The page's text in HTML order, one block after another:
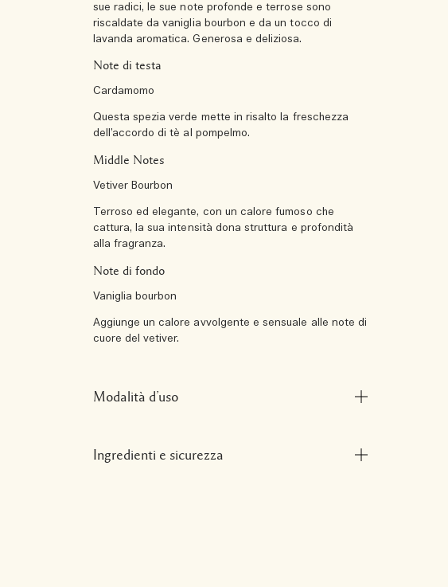
sue radici, le sue note profonde e terrose sono
riscaldate da vaniglia bourbon e da un tocco di
lavanda aromatica. Generosa e deliziosa.
Note di testa
Cardamomo
Questa spezia verde mette in risalto la freschezza
dell’accordo di tè al pompelmo.
Middle Notes
Vetiver Bourbon
Terroso ed elegante, con un calore fumoso che
cattura, la sua intensità dona struttura e profondità
alla fragranza.
Note di fondo
Vaniglia bourbon
Aggiunge un calore avvolgente e sensuale alle note di
cuore del vetiver.
Modalità d’uso
Ingredienti e sicurezza